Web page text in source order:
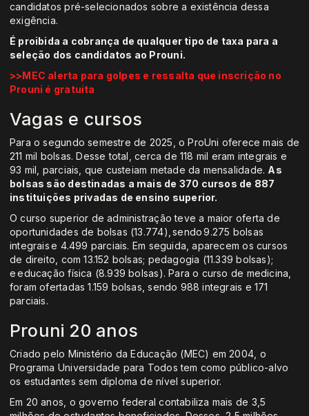
candidatos pré-selecionados sobre a existência dessa
exigência.
É proibida a cobrança de qualquer tipo de taxa para a
seleção dos candidatos ao Prouni.
>>MEC alerta para golpes e ressalta que inscrição no
Prouni é gratuita
Vagas e cursos
Para o segundo semestre de 2025, o ProUni oferece mais de
211 mil bolsas. Desse total, cerca de 118 mil eram integrais e
93 mil, parciais, que custeiam metade da mensalidade. As
bolsas são destinadas a mais de 370 cursos de 887
instituições privadas de ensino superior.
O curso superior de administração teve a maior oferta de
oportunidades de bolsas (13.774), sendo 9.275 bolsas
integrais e 4.499 parciais. Em seguida, aparecem os cursos
de direito, com 13.152 bolsas; pedagogia (11.339 bolsas);
e educação física (8.939 bolsas). Para o curso de medicina,
foram ofertadas 1.159 bolsas, sendo 988 integrais e 171
parciais.
Prouni 20 anos
Criado pelo Ministério da Educação (MEC) em 2004, o
Programa Universidade para Todos tem como público-alvo
os estudantes sem diploma de nível superior.
Em 20 anos, o governo federal contabiliza mais de 3,5